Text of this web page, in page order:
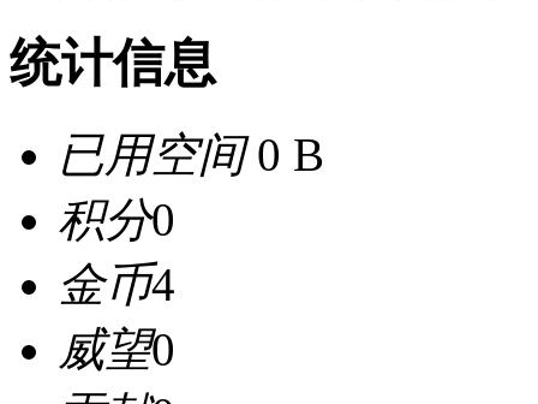
统计信息
已用空间0 B
积分0
金币4
威望0